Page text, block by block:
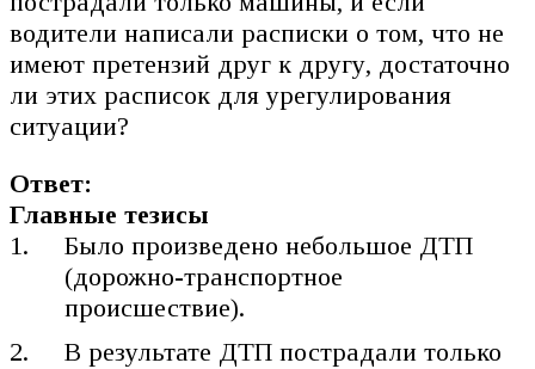
водители написали расписки о том, что не
имеют претензий друг к другу, достаточно
ли этих расписок для урегулирования
ситуации?
Ответ:
Главные тезисы
Было произведено небольшое ДТП
(дорожно-транспортное
происшествие).
В результате ДТП пострадали только